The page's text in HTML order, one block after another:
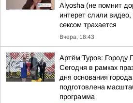
Alyosha (не помнит
интерет слили видео,
сексом трахается
Вчера, 18:43
Артём Туров: Городу
Сегодня в рамках
дня основания
подготовлена
программа